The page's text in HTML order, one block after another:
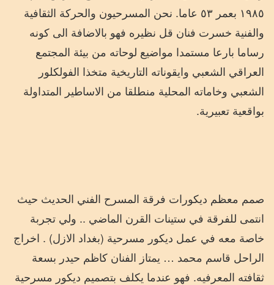
١٩٨٥ بعمر ٥٣ عاما. نحن المسرحيون والحركة الثقافية
والفنية خسرت فنان قل نظيره فهو بالاضافة الى كونه
رساما بارعا مستمدا مواضيع لوحاته من بيئة المجتمع
العراقي الشعبي وايقوناته التاريخية متخذا الفولكلور
الشعبي وخاماته المحلية منطلقا من الاساطير المتداولة
بواقعية تعبيرية.
صمم معظم ديكورات فرقة المسرح الفني الحديث حيث
انتمى للفرقة في ستينات القرن الماضي .. ولي تجربة
خاصة معه في عمل ديكور مسرحية (بغداد الازل) . اخراج
الراحل قاسم محمد … يمتاز الفنان كاظم حيدر بسعة
ثقافته المعرفيه. فهو عندما يكلف بتصميم ديكور مسرحية